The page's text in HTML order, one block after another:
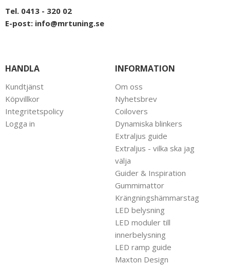
Tel. 0413 - 320 02
E-post: info@mrtuning.se
HANDLA
Kundtjänst
Köpvillkor
Integritetspolicy
Logga in
INFORMATION
Om oss
Nyhetsbrev
Coilovers
Dynamiska blinkers
Extraljus guide
Extraljus - vilka ska jag
välja
Guider & Inspiration
Gummimattor
Krängningshämmarstag
LED belysning
LED moduler till
innerbelysning
LED ramp guide
Maxton Design